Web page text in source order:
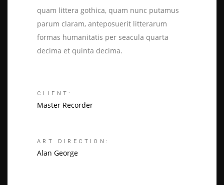
quam littera gothica, quam nunc putamus
parum claram, anteposuerit litterarum
formas humanitatis per seacula quarta
decima et quinta decima.
CLIENT:
Master Recorder
ART DIRECTION:
Alan George